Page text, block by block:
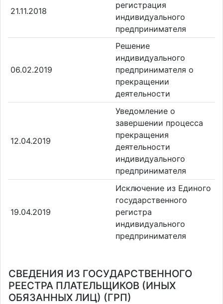
21.11.2018
регистрация
индивидуального
предпринимателя
06.02.2019
Решение
индивидуального
предпринимателя о
прекращении
деятельности
12.04.2019
Уведомление о
завершении процесса
прекращения
деятельности
индивидуального
предпринимателя
19.04.2019
Исключение из Единого
государственного
регистра
индивидуального
предпринимателя
СВЕДЕНИЯ ИЗ ГОСУДАРСТВЕННОГО
РЕЕСТРА ПЛАТЕЛЬЩИКОВ (ИНЫХ
ОБЯЗАННЫХ ЛИЦ) (ГРП)